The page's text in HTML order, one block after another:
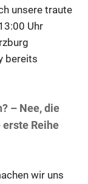
unsere traute
Uhr
bereits
– Nee, die
Reihe
wir uns